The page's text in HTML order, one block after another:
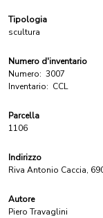
Tipologia
scultura
Numero d'inventario
Numero: 3007
Inventario: CCL
Parcella
1106
Indirizzo
Riva Antonio Caccia,
Autore
Piero Travaglini